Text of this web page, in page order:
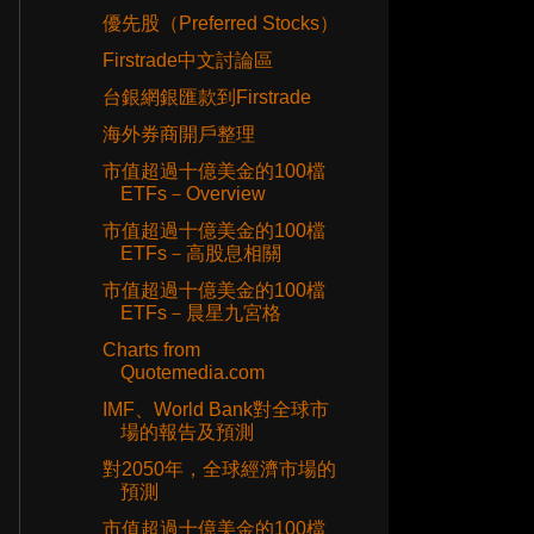
優先股（Preferred Stocks）
Firstrade中文討論區
台銀網銀匯款到Firstrade
海外券商開戶整理
市值超過十億美金的100檔
ETFs－Overview
市值超過十億美金的100檔
ETFs－高股息相關
市值超過十億美金的100檔
ETFs－晨星九宮格
Charts from
Quotemedia.com
IMF、World Bank對全球市
場的報告及預測
對2050年，全球經濟市場的
預測
市值超過十億美金的100檔